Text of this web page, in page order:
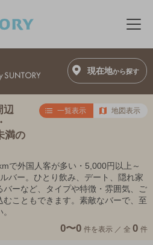
メ
現在地から探す
辺
満の
一覧表示 地図表示
で外国人客が多い・5,000円以上～
バー。ひとり飲み、デート、隠れ家
ーなど、タイプや特徴・雰囲気、ご
こともできます。素敵なバーで、至
0〜0 件を表示 ／ 全 0 件